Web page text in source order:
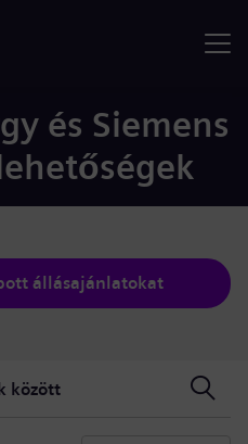
és Siemens
állásajánlatokat
között